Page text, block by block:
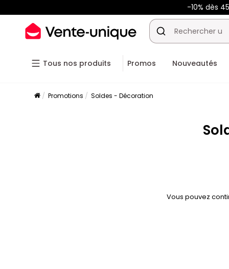
-10% dès
Tous nos produits Promos Nouveautés
Promotions Soldes - Décoration
Vous pouvez